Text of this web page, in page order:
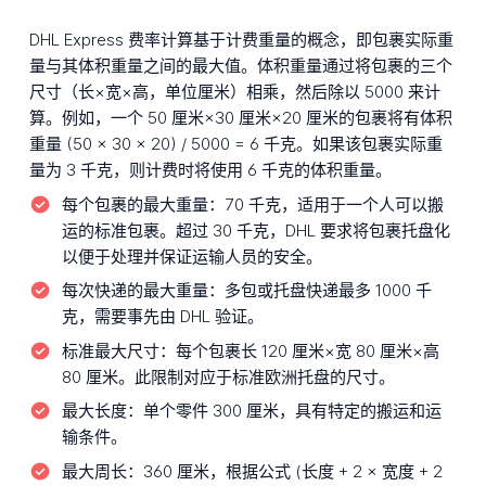
DHL Express 费率计算基于计费重量的概念，即包裹实际重
量与其体积重量之间的最大值。体积重量通过将包裹的三个
尺寸（长×宽×高，单位厘米）相乘，然后除以 5000 来计
算。例如，一个 50 厘米×30 厘米×20 厘米的包裹将有体积
重量 (50 × 30 × 20) / 5000 = 6 千克。如果该包裹实际重
量为 3 千克，则计费时将使用 6 千克的体积重量。
每个包裹的最大重量： 70 千克，适用于一个人可以搬
运的标准包裹。超过 30 千克，DHL 要求将包裹托盘化
以便于处理并保证运输人员的安全。
每次快递的最大重量： 多包或托盘快递最多 1000 千
克，需要事先由 DHL 验证。
标准最大尺寸： 每个包裹长 120 厘米×宽 80 厘米×高
80 厘米。此限制对应于标准欧洲托盘的尺寸。
最大长度： 单个零件 300 厘米，具有特定的搬运和运
输条件。
最大周长： 360 厘米，根据公式 (长度 + 2 × 宽度 + 2